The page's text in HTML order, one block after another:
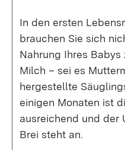
In den ersten
brauchen Sie sich
Nahrung Ihres
Milch – sei es
hergestellte
einigen Monaten ist
ausreichend und der
Brei steht an.